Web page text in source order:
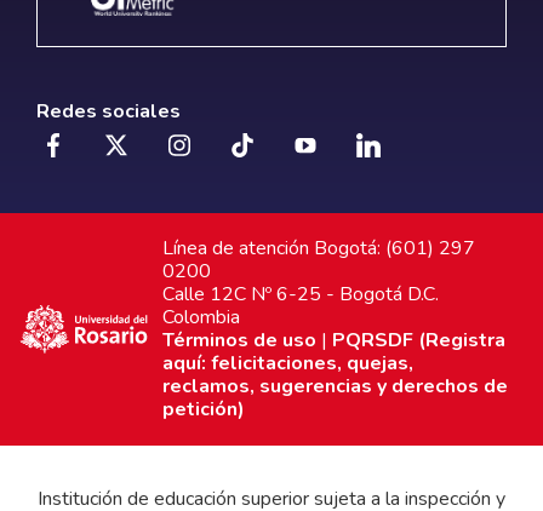
Redes sociales
Línea de atención Bogotá: (601) 297
0200
Calle 12C Nº 6-25 - Bogotá D.C.
Colombia
Términos de uso | PQRSDF (Registra
aquí: felicitaciones, quejas,
reclamos, sugerencias y derechos de
petición)
Institución de educación superior sujeta a la inspección y